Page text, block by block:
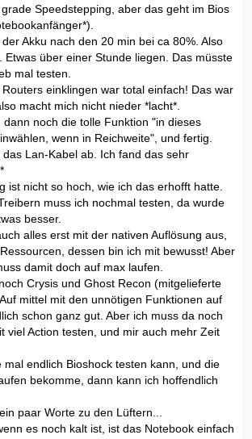
Speedstepping, aber das geht im Bios
Akku nach den 20 min bei ca 80%. Also
Etwas über einer Stunde liegen. Das müsste
mal testen.
einklingen war total einfach! Das war
macht mich nicht nieder *lacht*.
dann noch die tolle Funktion "in dieses
wenn in Reichweite", und fertig.
Lan-Kabel ab. Ich fand das sehr
ist nicht so hoch, wie ich das erhofft hatte.
muss ich nochmal testen, da wurde
besser.
alles erst mit der nativen Auflösung aus,
dessen bin ich mit bewusst! Aber
damit doch auf max laufen.
Crysis und Ghost Recon (mitgelieferte
mittel mit den unnötigen Funktionen auf
schon ganz gut. Aber ich muss da noch
viel Action testen, und mir auch mehr Zeit
mal endlich Bioshock testen kann, und die
bekomme, dann kann ich hoffendlich
paar Worte zu den Lüftern...
es noch kalt ist, ist das Notebook einfach